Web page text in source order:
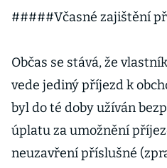
#####Včasné zajištění
Občas se stává, že
vede jediný příjezd k
byl do té doby užíván
úplatu za umožnění
neuzavření příslušné